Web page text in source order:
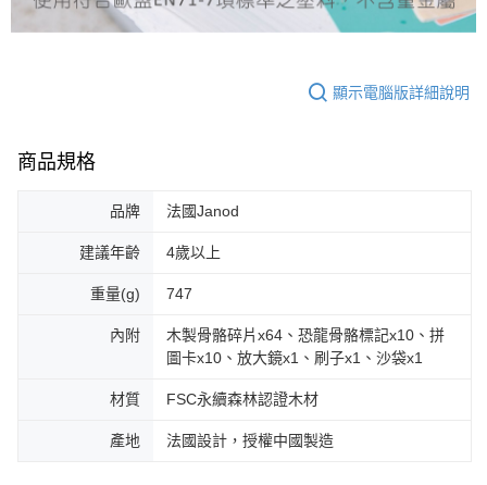
顯示電腦版詳細說明
商品規格
品牌 法國Janod
建議年齡 4歲以上
重量(g) 747
內附
木製骨骼碎片x64、恐龍骨骼標記x10、拼
圖卡x10、放大鏡x1、刷子x1、沙袋x1
材質 FSC永續森林認證木材
產地 法國設計，授權中國製造